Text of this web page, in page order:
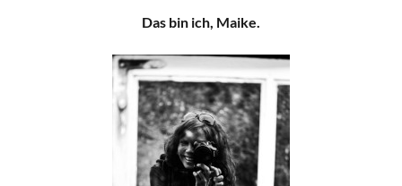
Das bin ich, Maike.